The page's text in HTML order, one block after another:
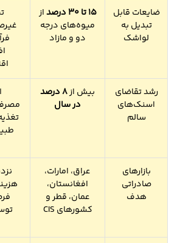
ضایعات قابل
تبدیل به
لواشک
15 تا 30 درصد
از
میوه‌های درجه
دو و مازاد
رشد تقاضای
اسنک‌های
سالم
بیش از
8 درصد
در سال
بازارهای
صادراتی
هدف
عراق، امارات،
افغانستان،
عمان، قطر و
کشورهای CIS